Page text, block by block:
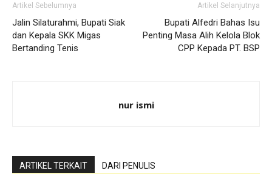
Artikel Sebelumnya
Jalin Silaturahmi, Bupati Siak
dan Kepala SKK Migas
Bertanding Tenis
Artikel Selanjutnya
Bupati Alfedri Bahas Isu
Penting Masa Alih Kelola Blok
CPP Kepada PT. BSP
nur ismi
ARTIKEL TERKAIT DARI PENULIS